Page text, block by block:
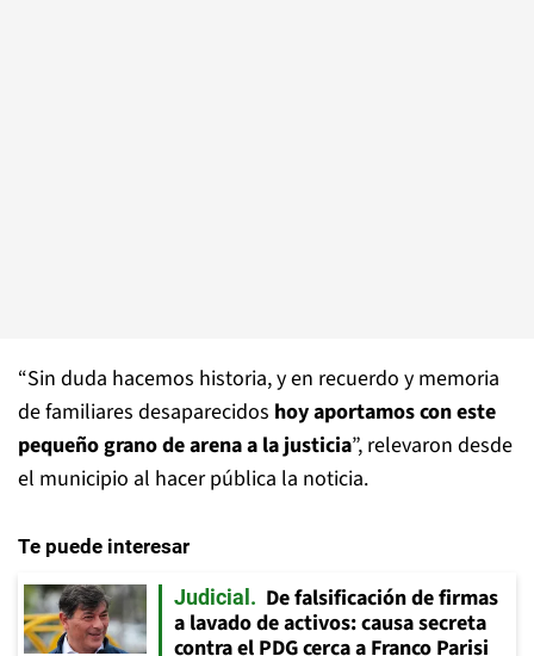
“Sin duda hacemos historia, y en recuerdo y memoria
de familiares desaparecidos hoy aportamos con este
pequeño grano de arena a la justicia”, relevaron desde
el municipio al hacer pública la noticia.
Te puede interesar
Judicial
De falsificación de firmas
a lavado de activos: causa secreta
contra el PDG cerca a Franco Parisi